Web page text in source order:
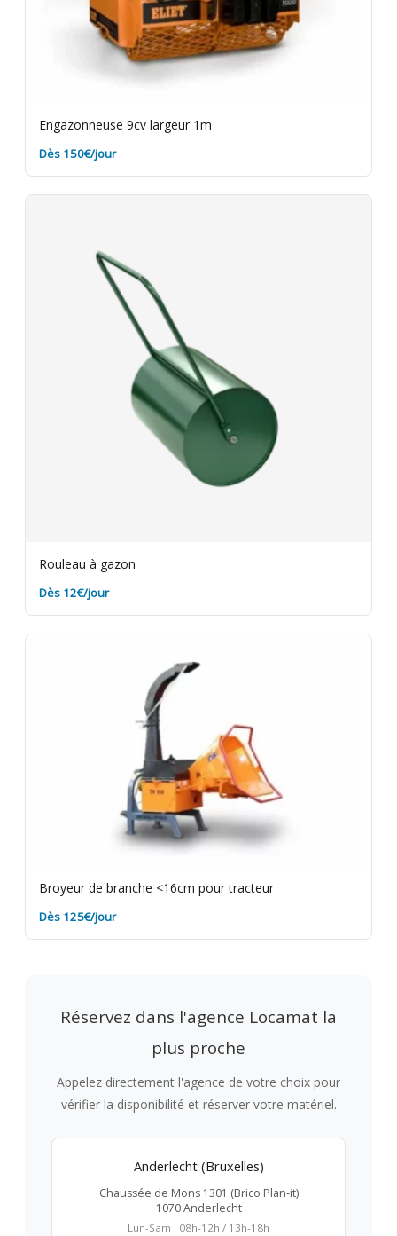
Engazonneuse 9cv largeur 1m
Dès 150€/jour
Rouleau à gazon
Dès 12€/jour
Broyeur de branche <16cm pour tracteur
Dès 125€/jour
Réservez dans l'agence Locamat la
plus proche
Appelez directement l'agence de votre choix pour
vérifier la disponibilité et réserver votre matériel.
Anderlecht (Bruxelles)
Chaussée de Mons 1301 (Brico Plan-it)
1070 Anderlecht
Lun-Sam : 08h-12h / 13h-18h